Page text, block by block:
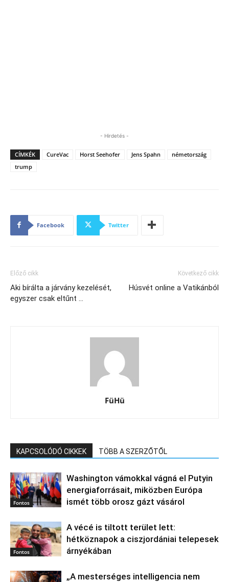
- Hirdetés -
CÍMKÉK CureVac Horst Seehofer Jens Spahn
németország
trump
Facebook Twitter
Előző cikk
Aki bírálta a járvány kezelését,
egyszer csak eltűnt …
Következő cikk
Húsvét online a Vatikánból
FüHü
KAPCSOLÓDÓ CIKKEK TÖBB A SZERZŐTŐL
Fontos
Washington vámokkal vágná el Putyin
energiaforrásait, miközben Európa
ismét több orosz gázt vásárol
Fontos
A vécé is tiltott terület lett:
hétköznapok a ciszjordániai telepesek
árnyékában
„A mesterséges intelligencia nem